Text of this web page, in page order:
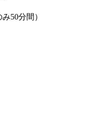
50分間）